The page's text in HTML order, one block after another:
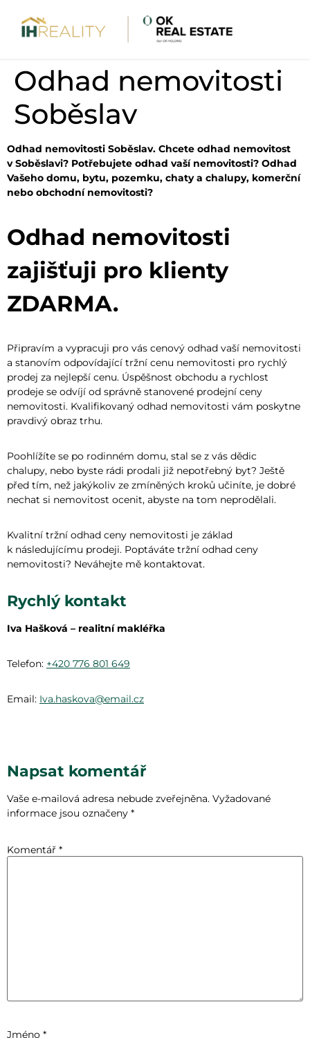
Odhad nemovitosti
Soběslav
Odhad nemovitosti Soběslav. Chcete odhad nemovitost
v Soběslavi? Potřebujete odhad vaší nemovitosti? Odhad
Vašeho domu, bytu, pozemku, chaty a chalupy, komerční
nebo obchodní nemovitosti?
Odhad nemovitosti
zajišťuji pro klienty
ZDARMA.
Připravím a vypracuji pro vás cenový odhad vaší nemovitosti
a stanovím odpovídající tržní cenu nemovitosti pro rychlý
prodej za nejlepší cenu. Úspěšnost obchodu a rychlost
prodeje se odvíjí od správně stanovené prodejní ceny
nemovitosti. Kvalifikovaný odhad nemovitosti vám poskytne
pravdivý obraz trhu.
Poohlížíte se po rodinném domu, stal se z vás dědic
chalupy, nebo byste rádi prodali již nepotřebný byt? Ještě
před tím, než jakýkoliv ze zmíněných kroků učiníte, je dobré
nechat si nemovitost ocenit, abyste na tom neprodělali.
Kvalitní tržní odhad ceny nemovitosti je základ
k následujícímu prodeji. Poptáváte tržní odhad ceny
nemovitosti? Neváhejte mě kontaktovat.
Rychlý kontakt
Iva Hašková – realitní makléřka
Telefon: +420 776 801 649
Email: Iva.haskova@email.cz
Napsat komentář
Vaše e-mailová adresa nebude zveřejněna. Vyžadované
informace jsou označeny *
Komentář *
Jméno *